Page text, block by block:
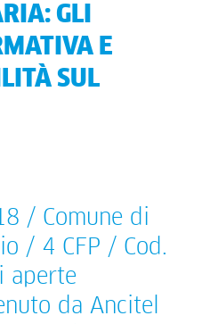
GLI
E
SUL
/ Comune di
/ 4 CFP / Cod.
aperte
da Ancitel